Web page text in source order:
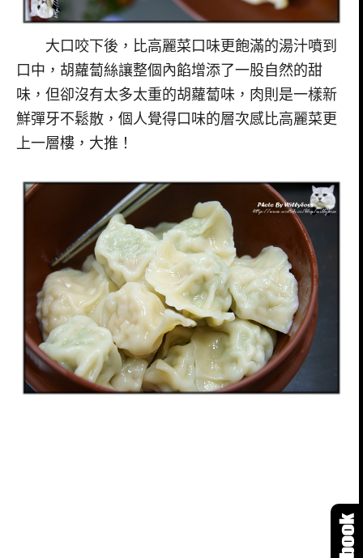
大口咬下後，比高麗菜口味更飽滿的湯汁噴到
口中，胡蘿蔔絲讓整個內餡增添了一股自然的甜
味，但卻沒有太多太重的胡蘿蔔味，肉則是一樣新
鮮彈牙不鬆散，個人覺得口味的層次感比高麗菜更
上一層樓，大推！